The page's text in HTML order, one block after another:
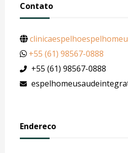
Contato
+55 (61) 98567-0888
+55 (61) 98567-0888
Endereco